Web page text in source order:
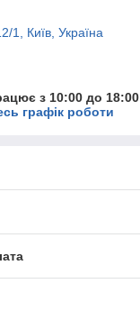
1, Київ, Україна
з 10:00 до 18:00
графік роботи